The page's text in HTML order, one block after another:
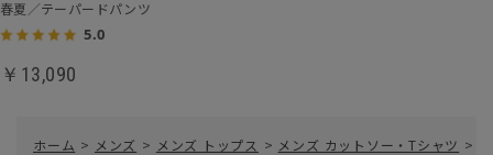
春夏／テーパードパンツ
5.0
￥13,090
ホーム > メンズ > メンズ トップス > メンズ カットソー・Tシャツ >